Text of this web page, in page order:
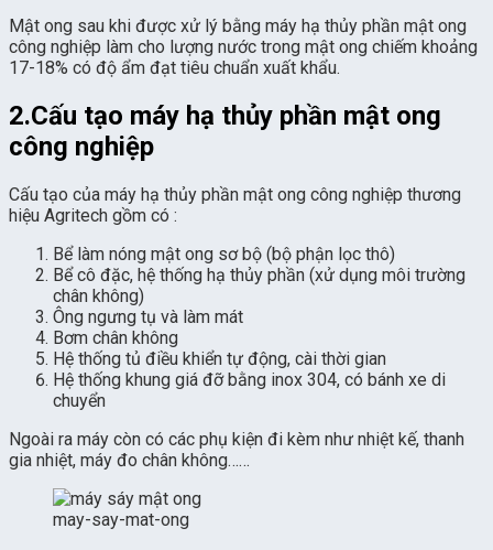
Mật ong sau khi được xử lý bằng máy hạ thủy phần mật ong
công nghiệp làm cho lượng nước trong mật ong chiếm khoảng
17-18% có độ ẩm đạt tiêu chuẩn xuất khẩu.
2.Cấu tạo máy hạ thủy phần mật ong
công nghiệp
Cấu tạo của máy hạ thủy phần mật ong công nghiệp thương
hiệu Agritech gồm có :
Bể làm nóng mật ong sơ bộ (bộ phận lọc thô)
Bể cô đặc, hệ thống hạ thủy phần (xử dụng môi trường
chân không)
Ông ngưng tụ và làm mát
Bơm chân không
Hệ thống tủ điều khiển tự động, cài thời gian
Hệ thống khung giá đỡ bằng inox 304, có bánh xe di
chuyển
Ngoài ra máy còn có các phụ kiện đi kèm như nhiệt kế, thanh
gia nhiệt, máy đo chân không……
may-say-mat-ong